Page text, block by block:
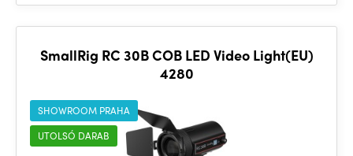
SmallRig RC 30B COB LED Video Light(EU)
4280
SHOWROOM PRAHA
UTOLSÓ DARAB